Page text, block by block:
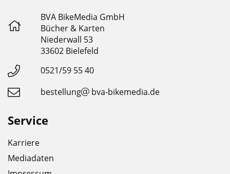
BVA BikeMedia GmbH
Bücher & Karten
Niederwall 53
33602 Bielefeld
0521/59 55 40
bestellung
bva-bikemedia.de
Service
Karriere
Mediadaten